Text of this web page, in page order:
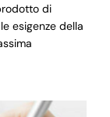
di
esigenze della